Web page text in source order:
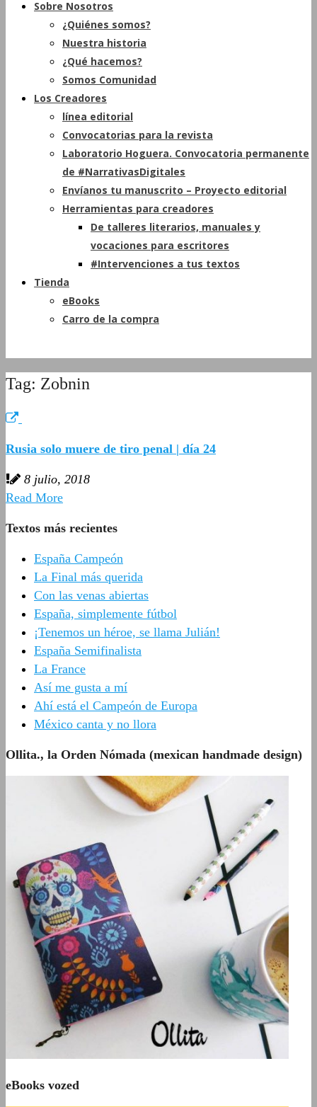
Sobre Nosotros
¿Quiénes somos?
Nuestra historia
¿Qué hacemos?
Somos Comunidad
Los Creadores
línea editorial
Convocatorias para la revista
Laboratorio Hoguera. Convocatoria permanente
de #NarrativasDigitales
Envíanos tu manuscrito – Proyecto editorial
Herramientas para creadores
De talleres literarios, manuales y
vocaciones para escritores
#Intervenciones a tus textos
Tienda
eBooks
Carro de la compra
Tag: Zobnin
Rusia solo muere de tiro penal | día 24
8 julio, 2018
Read More
Textos más recientes
España Campeón
La Final más querida
Con las venas abiertas
España, simplemente fútbol
¡Tenemos un héroe, se llama Julián!
España Semifinalista
La France
Así me gusta a mí
Ahí está el Campeón de Europa
México canta y no llora
Ollita., la Orden Nómada (mexican handmade design)
eBooks vozed